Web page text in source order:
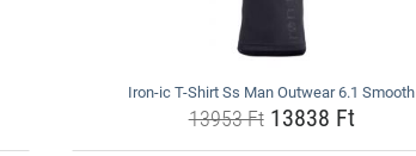
Iron-ic T-Shirt Ss Man Outwear 6.1 Smooth
13953 Ft13838 Ft